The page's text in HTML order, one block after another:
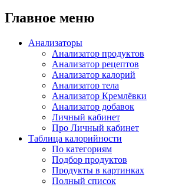
Главное меню
Анализаторы
Анализатор продуктов
Анализатор рецептов
Анализатор калорий
Анализатор тела
Анализатор Кремлёвки
Анализатор добавок
Личный кабинет
Про Личный кабинет
Таблица калорийности
По категориям
Подбор продуктов
Продукты в картинках
Полный список